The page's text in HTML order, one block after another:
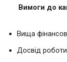
Вимоги до
Вища
Досвід